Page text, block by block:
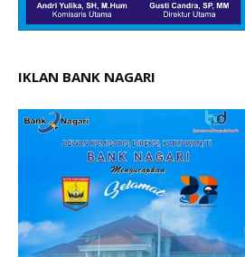
IKLAN BANK NAGARI